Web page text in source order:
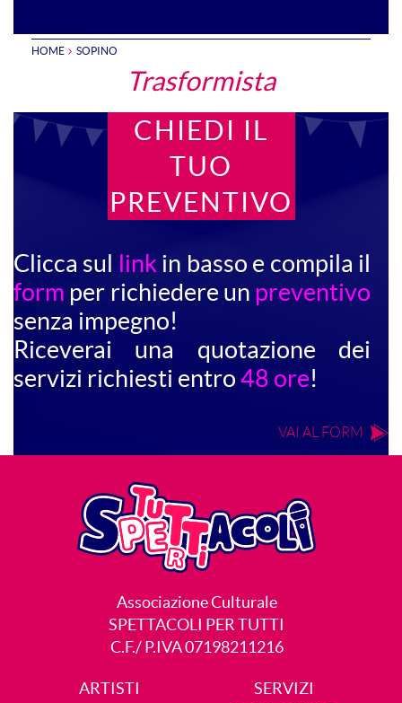
HOME SOPINO
Trasformista
CHIEDI IL
TUO
PREVENTIVO
Clicca sul link in basso e compila il
form per richiedere un preventivo
senza impegno!
Riceverai una quotazione dei
servizi richiesti entro 48 ore!
VAI AL FORM
Associazione Culturale
SPETTACOLI PER TUTTI
C.F./ P.IVA 07198211216
ARTISTI
SERVIZI